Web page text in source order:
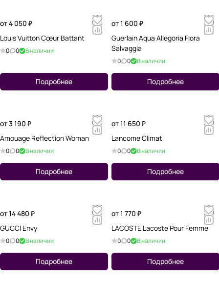
от 4 050 ₽
Louis Vuitton Cœur Battant
0 0 В наличии
Подробнее
от 1 600 ₽
Guerlain Aqua Allegoria Flora
Salvaggia
0 0 В наличии
Подробнее
от 3 190 ₽
Amouage Reflection Woman
0 0 В наличии
Подробнее
от 11 650 ₽
Lancome Climat
0 0 В наличии
Подробнее
от 14 480 ₽
GUCCI Envy
0 0 В наличии
Подробнее
от 1 770 ₽
LACOSTE Lacoste Pour Femme
0 0 В наличии
Подробнее